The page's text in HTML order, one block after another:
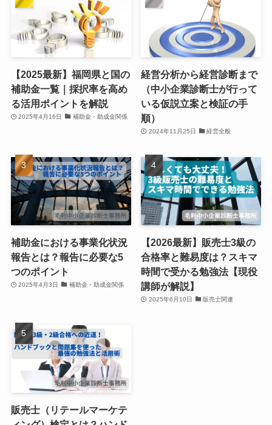
【2025最新】福岡県と国の
補助金一覧｜採択率を高め
る活用ポイントを解説
2025年4月16日 補助金・助成金関係
経営分析から経営診断まで
（中小企業診断士が行って
いる仮説立案と検証の手
順）
2024年11月25日 経営全般
補助金における事業化状況
報告とは？報告に必要な5
つのポイント
2025年4月3日 補助金・助成金関係
【2026最新】販売士3級の
合格率と難易度は？スキマ
時間で受かる勉強法【現役
講師が解説】
2025年6月10日 販売士関連
販売士（リテールマーケテ